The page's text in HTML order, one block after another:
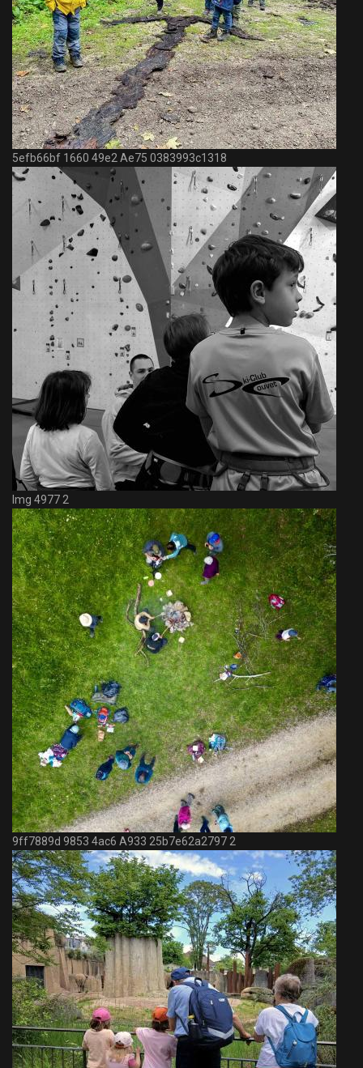
5efb66bf 1660 49e2 Ae75 0383993c1318
Img 4977 2
9ff7889d 9853 4ac6 A933 25b7e62a2797 2